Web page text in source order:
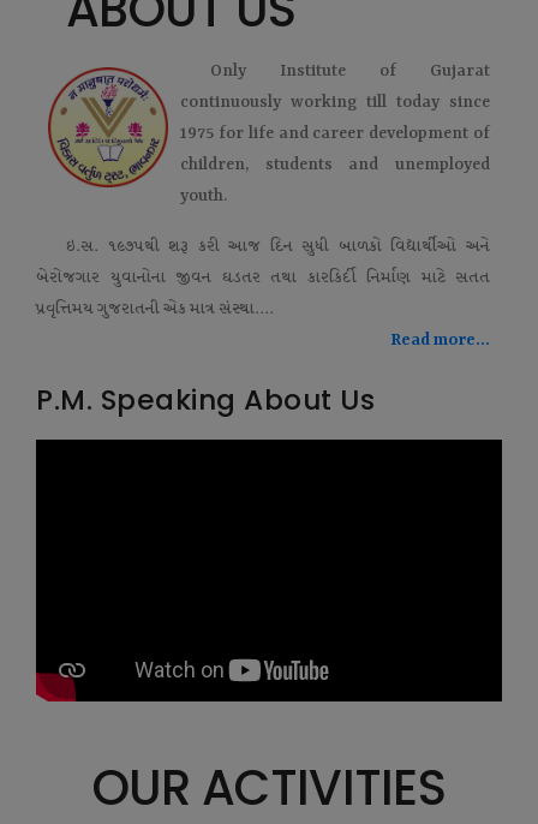
Only Institute of Gujarat
continuously working till today since
1975 for life and career development of
children, students and unemployed
youth.
ઇ.સ. ૧૯૭૫થી શરૂ કરી આજ દિન સુધી બાળકો વિદ્યાર્થીઓ અને
બેરોજગાર યુવાનોના જીવન ઘડતર તથા કારકિર્દી નિર્માણ માટે સતત
પ્રવૃત્તિમય ગુજરાતની એક માત્ર સંસ્થા....
Read more...
P.M. Speaking About Us
OUR ACTIVITIES